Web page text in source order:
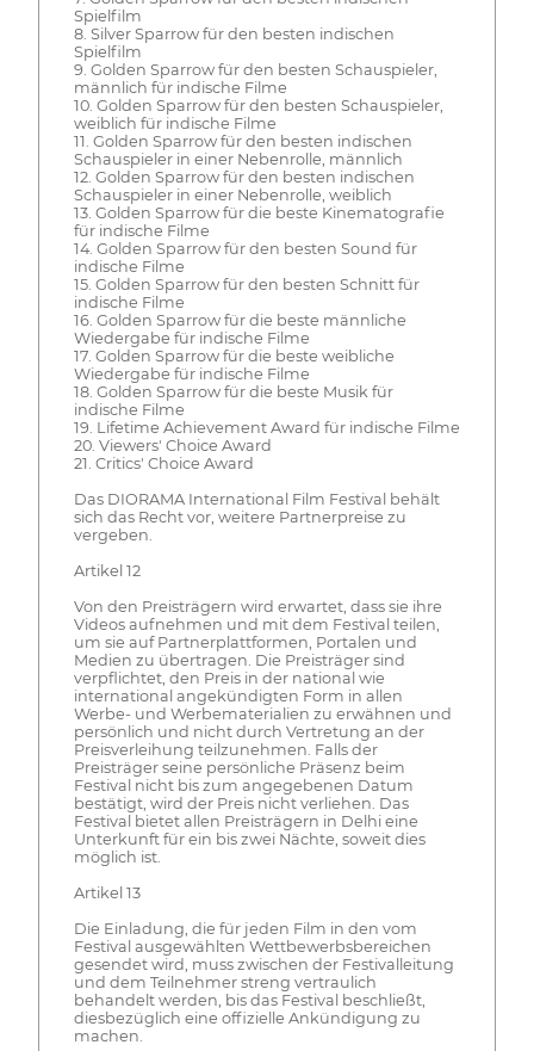
Spielfilm
8. Silver Sparrow für den besten indischen
Spielfilm
9. Golden Sparrow für den besten Schauspieler,
männlich für indische Filme
10. Golden Sparrow für den besten Schauspieler,
weiblich für indische Filme
11. Golden Sparrow für den besten indischen
Schauspieler in einer Nebenrolle, männlich
12. Golden Sparrow für den besten indischen
Schauspieler in einer Nebenrolle, weiblich
13. Golden Sparrow für die beste Kinematografie
für indische Filme
14. Golden Sparrow für den besten Sound für
indische Filme
15. Golden Sparrow für den besten Schnitt für
indische Filme
16. Golden Sparrow für die beste männliche
Wiedergabe für indische Filme
17. Golden Sparrow für die beste weibliche
Wiedergabe für indische Filme
18. Golden Sparrow für die beste Musik für
indische Filme
19. Lifetime Achievement Award für indische Filme
20. Viewers' Choice Award
21. Critics' Choice Award
Das DIORAMA International Film Festival behält
sich das Recht vor, weitere Partnerpreise zu
vergeben.
Artikel 12
Von den Preisträgern wird erwartet, dass sie ihre
Videos aufnehmen und mit dem Festival teilen,
um sie auf Partnerplattformen, Portalen und
Medien zu übertragen. Die Preisträger sind
verpflichtet, den Preis in der national wie
international angekündigten Form in allen
Werbe- und Werbematerialien zu erwähnen und
persönlich und nicht durch Vertretung an der
Preisverleihung teilzunehmen. Falls der
Preisträger seine persönliche Präsenz beim
Festival nicht bis zum angegebenen Datum
bestätigt, wird der Preis nicht verliehen. Das
Festival bietet allen Preisträgern in Delhi eine
Unterkunft für ein bis zwei Nächte, soweit dies
möglich ist.
Artikel 13
Die Einladung, die für jeden Film in den vom
Festival ausgewählten Wettbewerbsbereichen
gesendet wird, muss zwischen der Festivalleitung
und dem Teilnehmer streng vertraulich
behandelt werden, bis das Festival beschließt,
diesbezüglich eine offizielle Ankündigung zu
machen.